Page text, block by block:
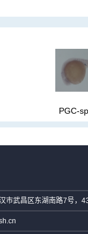
PGC-
市武昌区东湖南路7号，